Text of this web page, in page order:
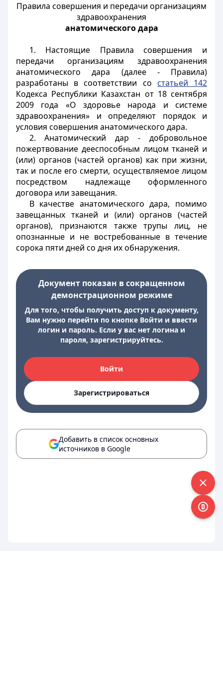
Правила совершения и передачи организациям
здравоохранения
анатомического дара
1. Настоящие Правила совершения и
передачи организациям здравоохранения
анатомического дара (далее - Правила)
разработаны в соответствии со статьей 142
Кодекса Республики Казахстан от 18 сентября
2009 года «О здоровье народа и системе
здравоохранения» и определяют порядок и
условия совершения анатомического дара.
2. Анатомический дар - добровольное
пожертвование дееспособным лицом тканей и
(или) органов (частей органов) как при жизни,
так и после его смерти, осуществляемое лицом
посредством надлежаще оформленного
договора или завещания.
В качестве анатомического дара, помимо
завещанных тканей и (или) органов (частей
органов), признаются также трупы лиц, не
опознанные и не востребованные в течение
сорока пяти дней со дня их обнаружения.
Документ показан в сокращенном
демонстрационном режиме
Для того, чтобы получить доступ к документу,
Вам нужно перейти по кнопке Войти и ввести
логин и пароль. Если у вас нет логина и
пароля, зарегистрируйтесь.
Войти
Зарегистрироваться
Добавить в список основных
источников в Google